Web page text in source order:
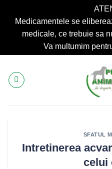
Medicamentele se
medicale, ce trebuie sa
Va multumim
content
SFATUL
Intretinerea
celui